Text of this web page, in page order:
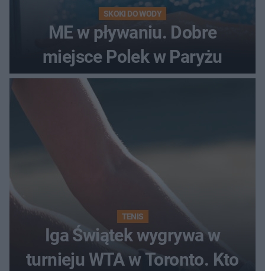
SKOKI DO WODY
ME w pływaniu. Dobre
miejsce Polek w Paryżu
TENIS
Iga Świątek wygrywa w
turnieju WTA w Toronto. Kto